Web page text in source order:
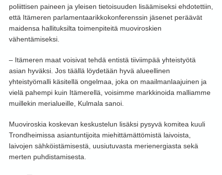
poliittisen paineen ja yleisen tietoisuuden lisäämiseksi ehdotettiin,
että Itämeren parlamentaarikkokonferenssin jäsenet peräävät
maidensa hallituksilta toimenpiteitä muoviroskien
vähentämiseksi.
– Itämeren maat voisivat tehdä entistä tiiviimpää yhteistyötä
asian hyväksi. Jos täällä löydetään hyvä alueellinen
yhteistyömalli käsitellä ongelmaa, joka on maailmanlaajuinen ja
vielä pahempi kuin Itämerellä, voisimme markkinoida malliamme
muillekin merialueille, Kulmala sanoi.
Muoviroskia koskevan keskustelun lisäksi pysyvä komitea kuuli
Trondheimissa asiantuntijoita miehittämättömistä laivoista,
laivojen sähköistämisestä, uusiutuvasta merienergiasta sekä
merten puhdistamisesta.